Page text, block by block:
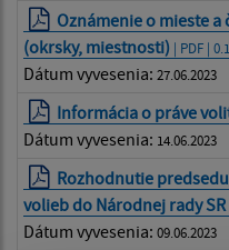
Oznámenie o mieste a
(okrsky, miestnosti) | PDF |
Dátum vyvesenia: 27.06.2023
Informácia o práve
Dátum vyvesenia: 14.06.2023
Rozhodnutie
volieb do Národnej rady SR
Dátum vyvesenia: 09.06.2023